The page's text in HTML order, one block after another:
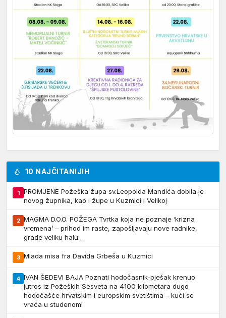
10 NAJČITANIJIH
1
PROMJENE Požeška župa sv.Leopolda Mandića dobila je
novog župnika, kao i župe u Kuzmici i Velikoj
2 MAGMA D.O.O. POŽEGA Tvrtka koja ne poznaje ‘krizna
vremena’ – prihod im raste, zapošljavaju nove radnike,
grade veliku halu…
3 Mlada misa fra Davida Grbeša u Kuzmici
4 IVAN ŠEDEVI BAJA Poznati hodočasnik-pješak krenuo
jutros iz Požeških Sesveta na 4100 kilometara dugo
hodočašće hrvatskim i europskim svetištima – kući se
vraća u studenom!